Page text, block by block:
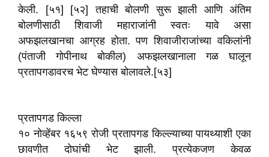
केली. [५१] [५२] तहाची बोलणी सुरू झाली आणि अंतिम
बोलणीसाठी शिवाजी महाराजांनी स्वतः यावे असा
अफझलखानचा आग्रह होता. पण शिवाजीराजांच्या वकिलांनी
(पंताजी गोपीनाथ बोकील) अफझलखानाला गळ घालून
प्रतापगडावरच भेट घेण्यास बोलावले.[५३]
प्रतापगड किल्ला
१० नोव्हेंबर १६५९ रोजी प्रतापगड किल्ल्याच्या पायथ्याशी एका
छावणीत दोघांची भेट झाली. प्रत्येकजण केवळ